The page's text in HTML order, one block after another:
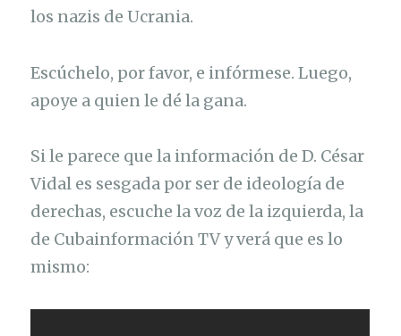
los nazis de Ucrania.
Escúchelo, por favor, e infórmese. Luego,
apoye a quien le dé la gana.
Si le parece que la información de D. César
Vidal es sesgada por ser de ideología de
derechas, escuche la voz de la izquierda, la
de Cubainformación TV y verá que es lo
mismo: